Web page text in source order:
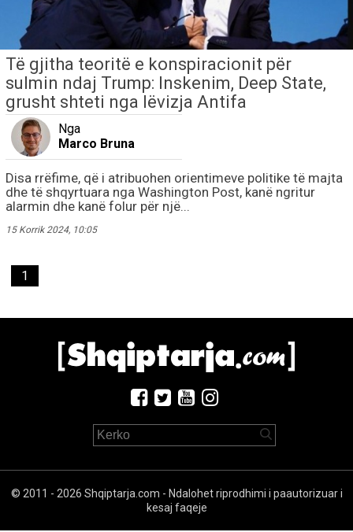
Të gjitha teoritë e konspiracionit për
sulmin ndaj Trump: Inskenim, Deep State,
grusht shteti nga lëvizja Antifa
Nga
Marco Bruna
Disa rrëfime, që i atribuohen orientimeve politike të majta
dhe të shqyrtuara nga Washington Post, kanë ngritur
alarmin dhe kanë folur për një...
15 Korrik 2024, 10:05
1
© 2011 - 2026 Shqiptarja.com - Ndalohet riprodhimi i paautorizuar i
kesaj faqeje